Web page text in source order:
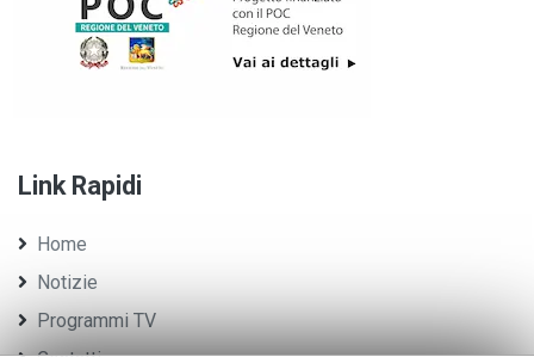
Link Rapidi
Home
Notizie
Programmi TV